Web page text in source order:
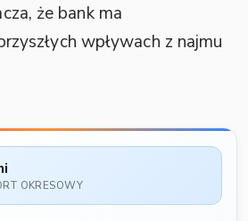
że bank ma
wpływach z najmu
OKRESOWY